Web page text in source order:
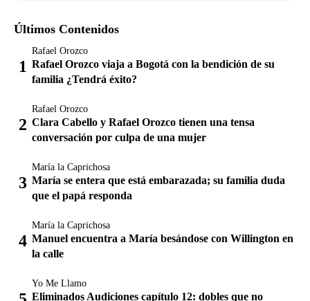
Últimos Contenidos
Rafael Orozco
Rafael Orozco viaja a Bogotá con la bendición de su
familia ¿Tendrá éxito?
Rafael Orozco
Clara Cabello y Rafael Orozco tienen una tensa
conversación por culpa de una mujer
María la Caprichosa
María se entera que está embarazada; su familia duda
que el papá responda
María la Caprichosa
Manuel encuentra a María besándose con Willington en
la calle
Yo Me Llamo
Eliminados Audiciones capítulo 12: dobles que no